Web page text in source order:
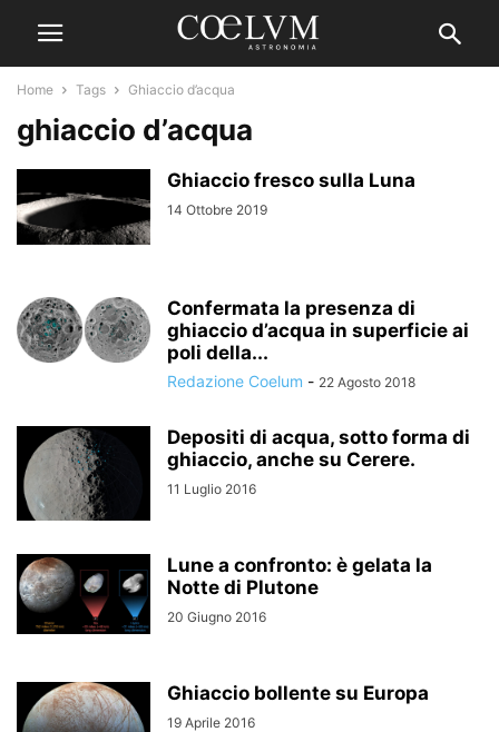
Home Tags Ghiaccio d’acqua
ghiaccio d’acqua
Ghiaccio fresco sulla Luna
14 Ottobre 2019
Confermata la presenza di
ghiaccio d’acqua in superficie ai
poli della...
Redazione Coelum - 22 Agosto 2018
Depositi di acqua, sotto forma di
ghiaccio, anche su Cerere.
11 Luglio 2016
Lune a confronto: è gelata la
Notte di Plutone
20 Giugno 2016
Ghiaccio bollente su Europa
19 Aprile 2016